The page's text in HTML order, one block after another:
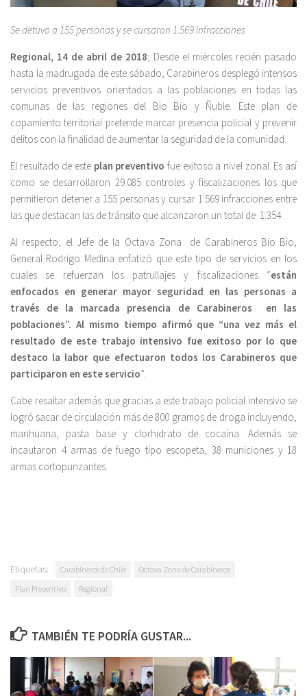
Se detuvo a 155 personas y se cursaron 1.569 infracciones
Regional, 14 de abril de 2018; Desde el miércoles recién pasado
hasta la madrugada de este sábado, Carabineros desplegó intensos
servicios preventivos orientados a las poblaciones en todas las
comunas de las regiones del Bio Bio y Ñuble. Este plan de
copamiento territorial pretende marcar presencia policial y prevenir
delitos con la finalidad de aumentar la seguridad de la comunidad.
El resultado de este plan preventivo fue exitoso a nivel zonal. Es así
como se desarrollaron 29.085 controles y fiscalizaciones los que
permitieron detener a 155 personas y cursar 1.569 infracciones entre
las que destacan las de tránsito que alcanzaron un total de 1.354.
Al respecto, el Jefe de la Octava Zona de Carabineros Bio Bio,
General Rodrigo Medina enfatizó que este tipo de servicios en los
cuales se refuerzan los patrullajes y fiscalizaciones “están
enfocados en generar mayor seguridad en las personas a
través de la marcada presencia de Carabineros en las
poblaciones”. Al mismo tiempo afirmó que “una vez más el
resultado de este trabajo intensivo fue exitoso por lo que
destaco la labor que efectuaron todos los Carabineros que
participaron en este servicio”.
Cabe resaltar además que gracias a este trabajo policial intensivo se
logró sacar de circulación más de 800 gramos de droga incluyendo,
marihuana, pasta base y clorhidrato de cocaína. Además se
incautaron 4 armas de fuego tipo escopeta, 38 municiones y 18
armas cortopunzantes.
Etiquetas: Carabineros de Chile
Octava Zona de Carabineros
Plan Preventivo
Regional
TAMBIÉN TE PODRÍA GUSTAR...